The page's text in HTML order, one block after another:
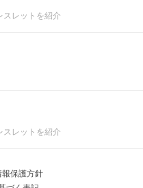
スレットを紹介
スレットを紹介
保護方針